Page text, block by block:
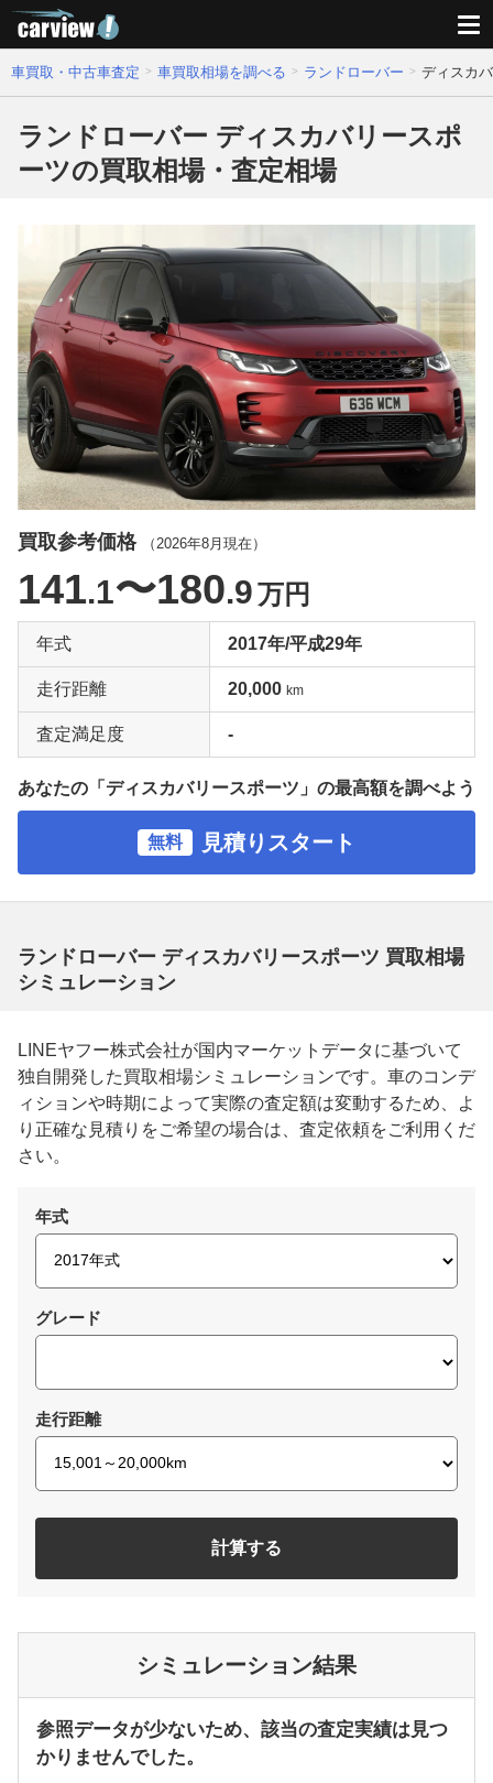
車買取・中古車査定 車買取相場を調べる ランドローバー ディスカ
ランドローバー ディスカバリースポ
ーツの買取相場・査定相場
買取参考価格 （ 2026年8月 現在）
141.1〜180.9万円
年式 2017年/平成29年
走行距離 20,000 km
査定満足度 -
あなたの「ディスカバリースポーツ」の最高額を調べよう
無料 見積りスタート
ランドローバー ディスカバリースポーツ 買取相場
シミュレーション
LINEヤフー株式会社が国内マーケットデータに基づいて
独自開発した買取相場シミュレーションです。車のコンデ
ィションや時期によって実際の査定額は変動するため、よ
り正確な見積りをご希望の場合は、査定依頼をご利用くだ
さい。
年式
グレード
走行距離
計算する
シミュレーション結果
参照データが少ないため、該当の査定実績は見つ
かりませんでした。